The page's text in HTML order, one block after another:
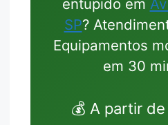
entupido em
SP?
Equipamentos
em 30
💰 A partir de